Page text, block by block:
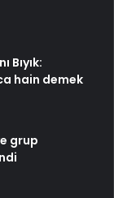
Bıyık:
hain demek
grup